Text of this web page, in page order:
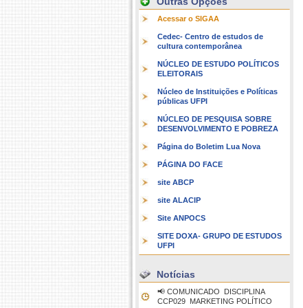
Acessar o SIGAA
Cedec- Centro de estudos de
cultura contemporânea
NÚCLEO DE ESTUDO POLÍTICOS
ELEITORAIS
Núcleo de Instituições e Políticas
públicas UFPI
NÚCLEO DE PESQUISA SOBRE
DESENVOLVIMENTO E POBREZA
Página do Boletim Lua Nova
PÁGINA DO FACE
site ABCP
site ALACIP
Site ANPOCS
SITE DOXA- GRUPO DE ESTUDOS
UFPI
Notícias
📢 COMUNICADO  DISCIPLINA
CCP029  MARKETING POLÍTICO